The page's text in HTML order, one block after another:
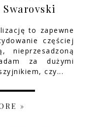
to zapewne
częściej
nieprzesadzoną
za dużymi
czy...
»